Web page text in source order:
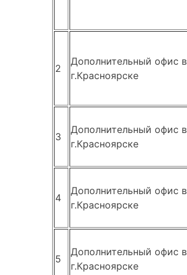
2
Дополнительный офис в
г.Красноярске
3
Дополнительный офис в
г.Красноярске
4
Дополнительный офис в
г.Красноярске
5
Дополнительный офис в
г.Красноярске